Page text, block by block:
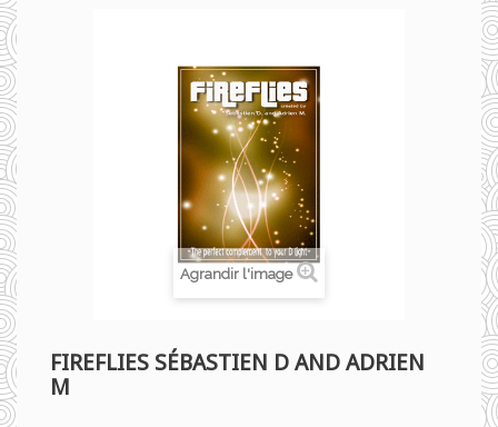
Agrandir l'image
FIREFLIES SÉBASTIEN D AND ADRIEN
M